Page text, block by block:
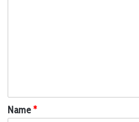
t
*
Name*